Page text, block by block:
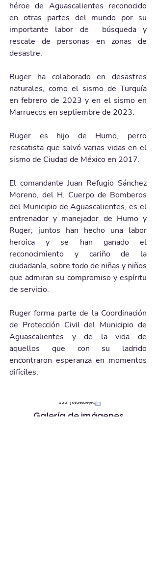
héroe de Aguascalientes reconocido
en otras partes del mundo por su
importante labor de  búsqueda y
rescate de personas en zonas de
desastre.
Ruger ha colaborado en desastres
naturales, como el sismo de Turquía
en febrero de 2023 y en el sismo en
Marruecos en septiembre de 2023.
Ruger es hijo de Humo, perro
rescatista que salvó varias vidas en el
sismo de Ciudad de México en 2017.
El comandante Juan Refugio Sánchez
Moreno, del H. Cuerpo de Bomberos
del Municipio de Aguascalientes, es el
entrenador y manejador de Humo y
Ruger; juntos han hecho una labor
heroica y se han ganado el
reconocimiento y cariño de la
ciudadanía, sobre todo de niñas y niños
que admiran su compromiso y espíritu
de servicio.
Ruger forma parte de la Coordinación
de Protección Civil del Municipio de
Aguascalientes y de la vida de
aquellos que con su ladrido
encontraron esperanza en momentos
difíciles.
Galería de imágenes